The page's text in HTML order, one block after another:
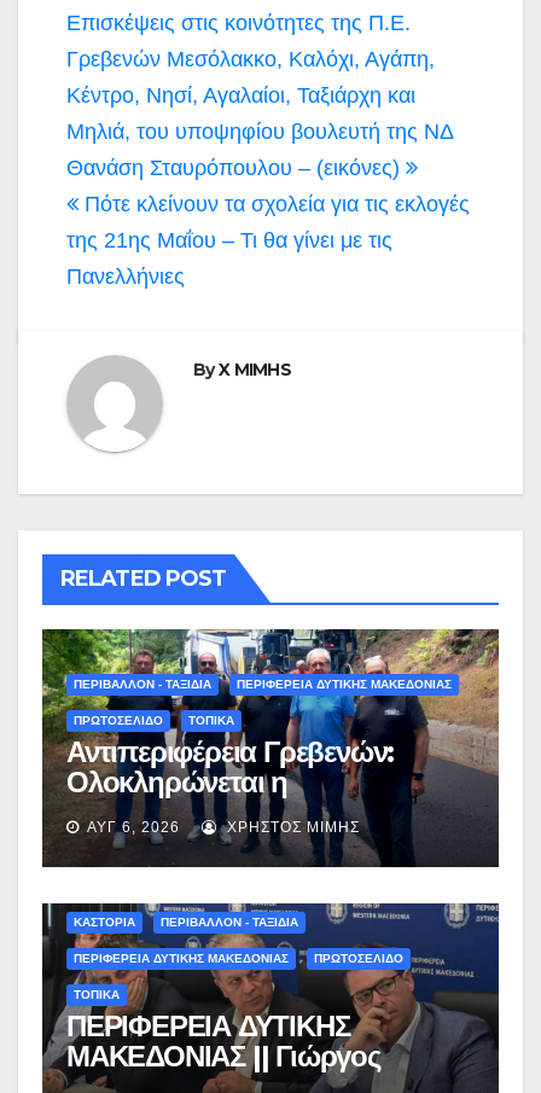
Πλοήγηση
άρθρων
Επισκέψεις στις κοινότητες της Π.Ε.
Γρεβενών Μεσόλακκο, Καλόχι, Αγάπη,
Κέντρο, Νησί, Αγαλαίοι, Ταξιάρχη και
Μηλιά, του υποψηφίου βουλευτή της ΝΔ
Θανάση Σταυρόπουλου – (εικόνες)
Πότε κλείνουν τα σχολεία για τις εκλογές
της 21ης Μαΐου – Τι θα γίνει με τις
Πανελλήνιες
ByX MIMHS
RELATED POST
ΠΕΡΙΒΑΛΛΟΝ - ΤΑΞΙΔΙΑ ΠΕΡΙΦΕΡΕΙΑ ΔΥΤΙΚΗΣ ΜΑΚΕΔΟΝΙΑΣ
ΠΡΩΤΟΣΕΛΙΔΟ ΤΟΠΙΚΑ
Αντιπεριφέρεια Γρεβενών:
Ολοκληρώνεται η
ασφαλτόστρωση της οδού
Περιβόλι – Αβδέλλα
ΑΥΓ 6, 2026 ΧΡΉΣΤΟΣ ΜΊΜΗΣ
ΚΑΣΤΟΡΙΑ ΠΕΡΙΒΑΛΛΟΝ - ΤΑΞΙΔΙΑ
ΠΕΡΙΦΕΡΕΙΑ ΔΥΤΙΚΗΣ ΜΑΚΕΔΟΝΙΑΣ ΠΡΩΤΟΣΕΛΙΔΟ
ΤΟΠΙΚΑ
ΠΕΡΙΦΕΡΕΙΑ ΔΥΤΙΚΗΣ
ΜΑΚΕΔΟΝΙΑΣ || Γιώργος